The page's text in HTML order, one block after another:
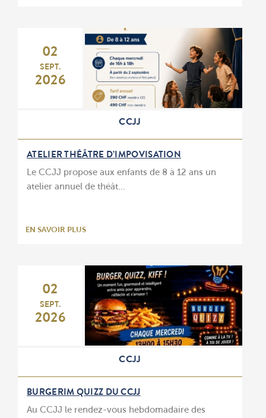
02
SEPT.
2026
CCJJ
ATELIER THÉÂTRE D’IMPOVISATION
Le CCJJ propose aux enfants de 8 à 12 ans un
atelier annuel de théât…
EN SAVOIR PLUS
02
SEPT.
2026
CCJJ
BURGERIM QUIZZ DU CCJJ
Au CCJJ le rendez-vous hebdomadaire des